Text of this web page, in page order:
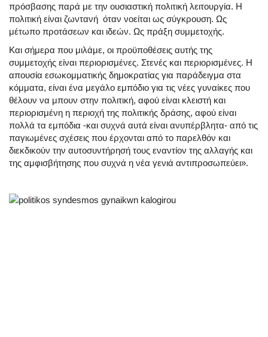
πρόσβασης παρά με την ουσιαστική πολιτική λειτουργία. Η
πολιτική είναι ζωντανή όταν νοείται ως σύγκρουση. Ως
μέτωπο προτάσεων και ιδεών. Ως πράξη συμμετοχής.
Και σήμερα που μιλάμε, οι προϋποθέσεις αυτής της
συμμετοχής είναι περιορισμένες. Στενές και περιορισμένες. Η
απουσία εσωκομματικής δημοκρατίας για παράδειγμα στα
κόμματα, είναι ένα μεγάλο εμπόδιο για τις νέες γυναίκες που
θέλουν να μπουν στην πολιτική, αφού είναι κλειστή και
περιορισμένη η περιοχή της πολιτικής δράσης, αφού είναι
πολλά τα εμπόδια -και συχνά αυτά είναι ανυπέρβλητα- από τις
παγιωμένες σχέσεις που έρχονται από το παρελθόν και
διεκδικούν την αυτοσυντήρησή τους εναντίον της αλλαγής και
της αμφισβήτησης που συχνά η νέα γενιά αντιπροσωπεύει».